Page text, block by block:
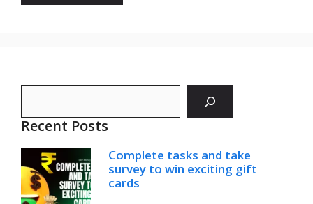
Recent Posts
Complete tasks and take
survey to win exciting gift
cards